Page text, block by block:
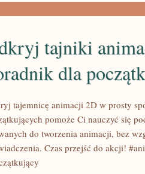
tajniki
dla
tajemnicę animacji 2D w prosty
pomoże Ci nauczyć się
do tworzenia animacji, bez
Czas przejść do akcji!